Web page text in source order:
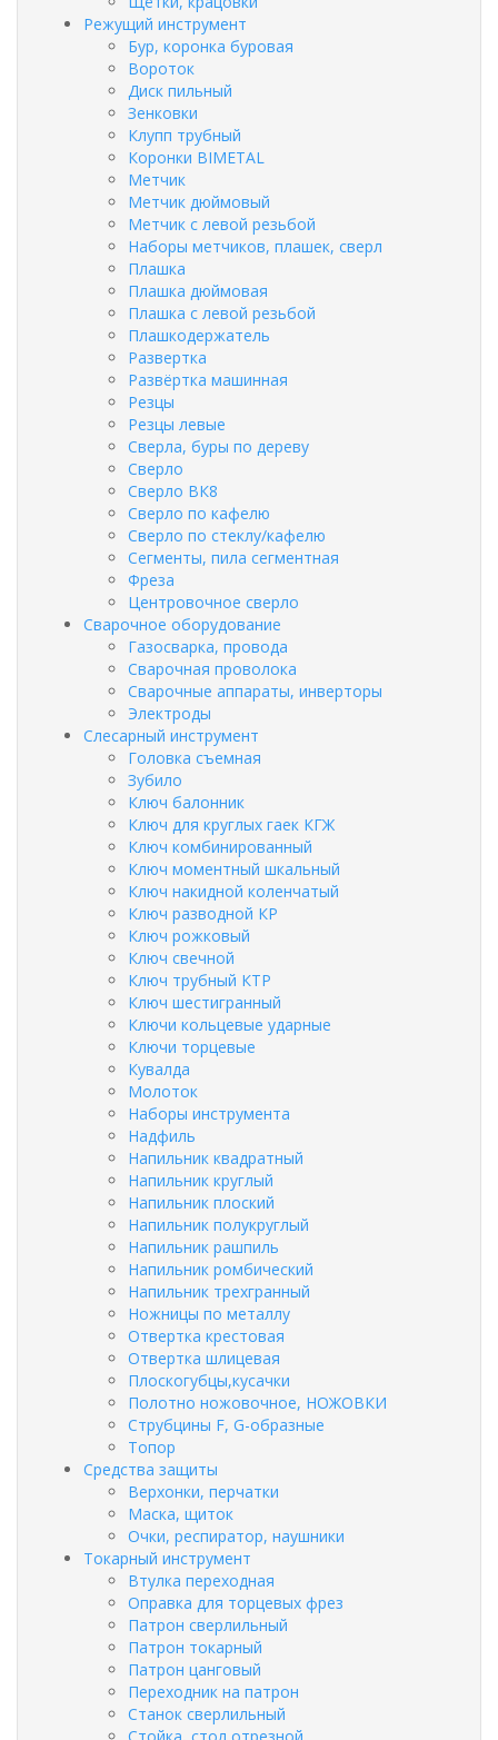
Режущий инструмент
Бур, коронка буровая
Вороток
Диск пильный
Зенковки
Клупп трубный
Коронки BIMETAL
Метчик
Метчик дюймовый
Метчик с левой резьбой
Наборы метчиков, плашек, сверл
Плашка
Плашка дюймовая
Плашка с левой резьбой
Плашкодержатель
Развертка
Развёртка машинная
Резцы
Резцы левые
Сверла, буры по дереву
Сверло
Сверло ВК8
Сверло по кафелю
Сверло по стеклу/кафелю
Сегменты, пила сегментная
Фреза
Центровочное сверло
Сварочное оборудование
Газосварка, провода
Сварочная проволока
Сварочные аппараты, инверторы
Электроды
Слесарный инструмент
Головка съемная
Зубило
Ключ балонник
Ключ для круглых гаек КГЖ
Ключ комбинированный
Ключ моментный шкальный
Ключ накидной коленчатый
Ключ разводной КР
Ключ рожковый
Ключ свечной
Ключ трубный КТР
Ключ шестигранный
Ключи кольцевые ударные
Ключи торцевые
Кувалда
Молоток
Наборы инструмента
Надфиль
Напильник квадратный
Напильник круглый
Напильник плоский
Напильник полукруглый
Напильник рашпиль
Напильник ромбический
Напильник трехгранный
Ножницы по металлу
Отвертка крестовая
Отвертка шлицевая
Плоскогубцы,кусачки
Полотно ножовочное, НОЖОВКИ
Струбцины F, G-образные
Топор
Средства защиты
Верхонки, перчатки
Маска, щиток
Очки, респиратор, наушники
Токарный инструмент
Втулка переходная
Оправка для торцевых фрез
Патрон сверлильный
Патрон токарный
Патрон цанговый
Переходник на патрон
Станок сверлильный
Стойка, стол отрезной